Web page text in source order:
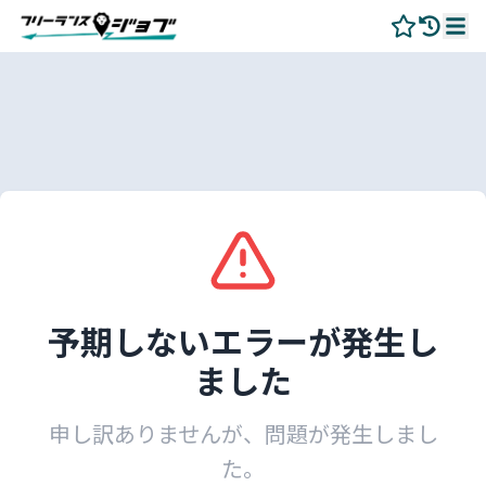
予期しないエラーが発生し
ました
申し訳ありませんが、問題が発生しまし
た。